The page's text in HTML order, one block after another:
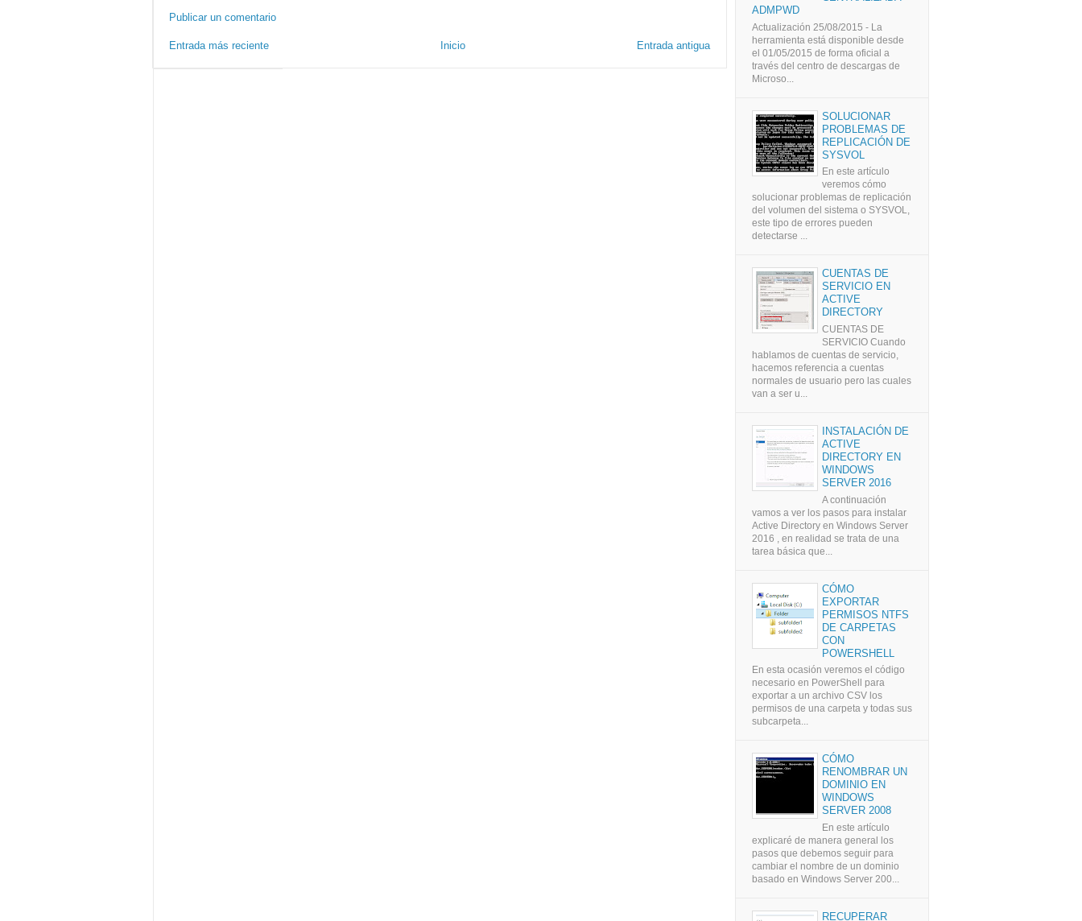
Publicar un comentario
Entrada más reciente Entrada antigua
Inicio
ADMPWD
Actualización 25/08/2015 - La
herramienta está disponible desde
el 01/05/2015 de forma oficial a
través del centro de descargas de
Microso...
SOLUCIONAR
PROBLEMAS DE
REPLICACIÓN DE
SYSVOL
En este artículo
veremos cómo
solucionar problemas de replicación
del volumen del sistema o SYSVOL,
este tipo de errores pueden
detectarse ...
CUENTAS DE
SERVICIO EN
ACTIVE
DIRECTORY
CUENTAS DE
SERVICIO Cuando
hablamos de cuentas de servicio,
hacemos referencia a cuentas
normales de usuario pero las cuales
van a ser u...
INSTALACIÓN DE
ACTIVE
DIRECTORY EN
WINDOWS
SERVER 2016
A continuación
vamos a ver los pasos para instalar
Active Directory en Windows Server
2016 , en realidad se trata de una
tarea básica que...
CÓMO
EXPORTAR
PERMISOS NTFS
DE CARPETAS
CON
POWERSHELL
En esta ocasión veremos el código
necesario en PowerShell para
exportar a un archivo CSV los
permisos de una carpeta y todas sus
subcarpeta...
CÓMO
RENOMBRAR UN
DOMINIO EN
WINDOWS
SERVER 2008
En este artículo
explicaré de manera general los
pasos que debemos seguir para
cambiar el nombre de un dominio
basado en Windows Server 200...
RECUPERAR